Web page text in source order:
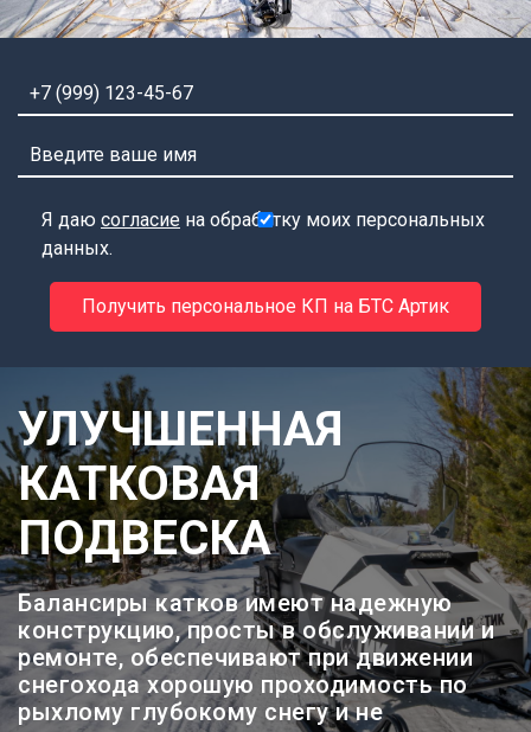
Я даю согласие на обработку моих персональных
данных.
Получить персональное КП на БТС Артик
УЛУЧШЕННАЯ
КАТКОВАЯ
ПОДВЕСКА
Балансиры катков имеют надежную
конструкцию, просты в обслуживании и
ремонте, обеспечивают при движении
снегохода хорошую проходимость по
рыхлому глубокому снегу и не